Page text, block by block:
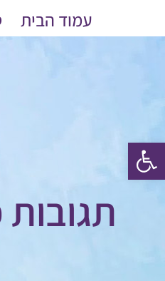
פתח סרגל נגישות
עמוד הבית